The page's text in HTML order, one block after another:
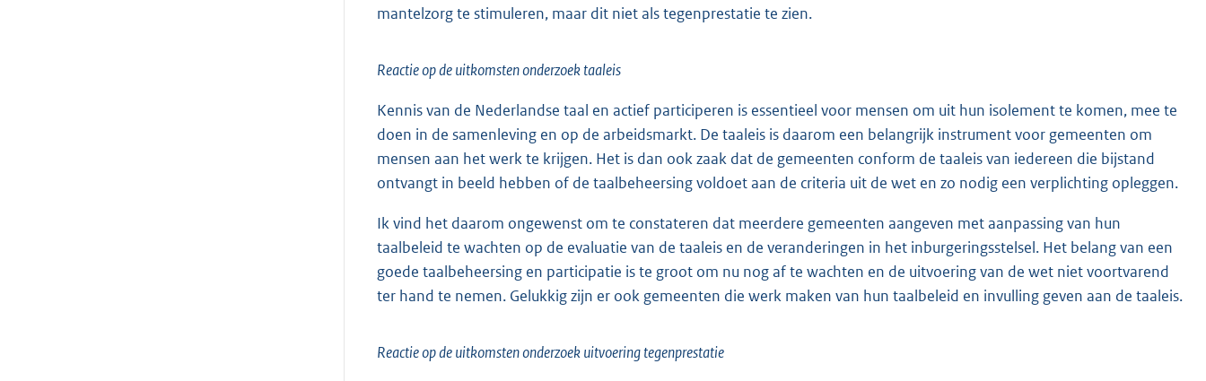
mantelzorg te stimuleren, maar dit niet als tegenprestatie te zien.
Reactie op de uitkomsten onderzoek taaleis
Kennis van de Nederlandse taal en actief participeren is essentieel voor mensen om uit hun isolement te komen, mee te
doen in de samenleving en op de arbeidsmarkt. De taaleis is daarom een belangrijk instrument voor gemeenten om
mensen aan het werk te krijgen. Het is dan ook zaak dat de gemeenten conform de taaleis van iedereen die bijstand
ontvangt in beeld hebben of de taalbeheersing voldoet aan de criteria uit de wet en zo nodig een verplichting opleggen.
Ik vind het daarom ongewenst om te constateren dat meerdere gemeenten aangeven met aanpassing van hun
taalbeleid te wachten op de evaluatie van de taaleis en de veranderingen in het inburgeringsstelsel. Het belang van een
goede taalbeheersing en participatie is te groot om nu nog af te wachten en de uitvoering van de wet niet voortvarend
ter hand te nemen. Gelukkig zijn er ook gemeenten die werk maken van hun taalbeleid en invulling geven aan de taaleis.
Reactie op de uitkomsten onderzoek uitvoering tegenprestatie